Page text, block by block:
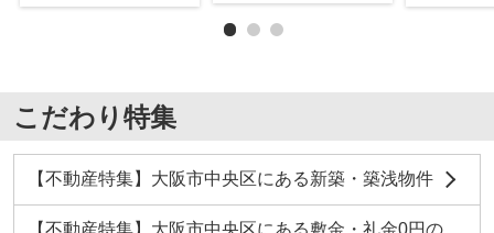
こだわり特集
【不動産特集】大阪市中央区にある新築・築浅物件
【不動産特集】大阪市中央区にある敷金・礼金0円の